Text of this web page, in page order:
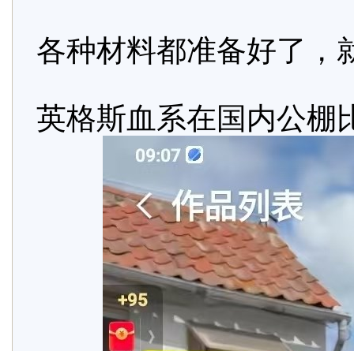
各种材料都准备好了，
英格斯血系在国内公棚